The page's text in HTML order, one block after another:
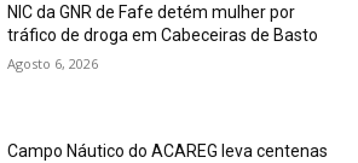
NIC da GNR de Fafe detém mulher por
tráfico de droga em Cabeceiras de Basto
Agosto 6, 2026
Campo Náutico do ACAREG leva centenas